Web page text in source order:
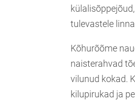
tulevastele
Kõhurõõme
naisterahvad
vilunud kokad.
kilupirukad ja